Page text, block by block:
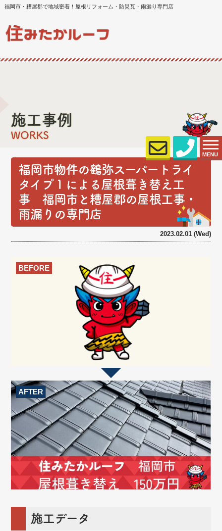
福岡市・糟屋郡で地域密着！屋根リフォーム・防災瓦・雨漏り専門店
MENU
施工事例
WORKS
福岡市物件の鶴弥スーパートライ
タイプ１による屋根葺き替え工
事 福岡市と糟屋郡の屋根工事・
雨漏りの専門店
2023.02.01 (Wed)
BEFORE
AFTER
施工データ